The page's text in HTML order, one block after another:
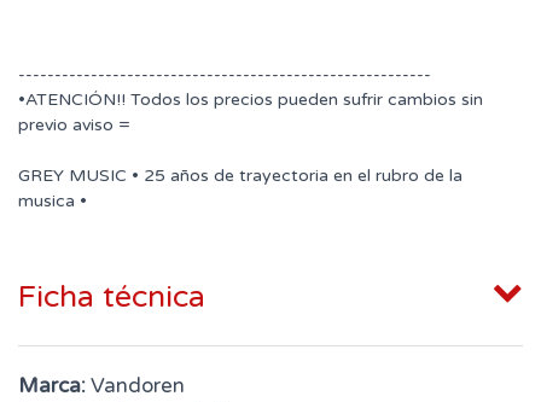
---------------------------------------------------------
•ATENCIÓN!! Todos los precios pueden sufrir cambios sin
previo aviso =
GREY MUSIC • 25 años de trayectoria en el rubro de la
musica •
Ficha técnica
Marca:Vandoren